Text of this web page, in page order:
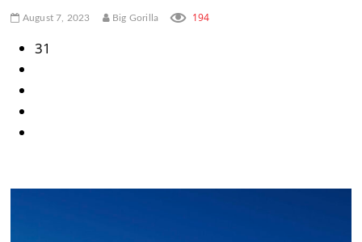
c
o
o
.
m
August 7, 2023 Big Gorilla 194
31